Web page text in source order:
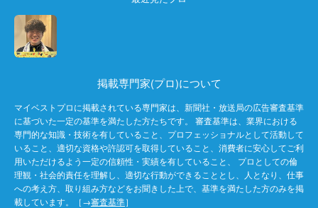
掲載専門家(プロ)について
マイベストプロに掲載されている専門家は、新聞社・放送局の広告審査基準
に基づいた一定の基準を満たした方たちです。 審査基準は、業界における
専門的な知識・技術を有していること、プロフェッショナルとして活動して
いること、適切な資格や許認可を取得していること、消費者に安心してご利
用いただけるよう一定の信頼性・実績を有していること、 プロとしての倫
理観・社会的責任を理解し、適切な行動ができることとし、人となり、仕事
への考え方、取り組み方などをお聞きした上で、基準を満たした方のみを掲
載しています。［→審査基準］